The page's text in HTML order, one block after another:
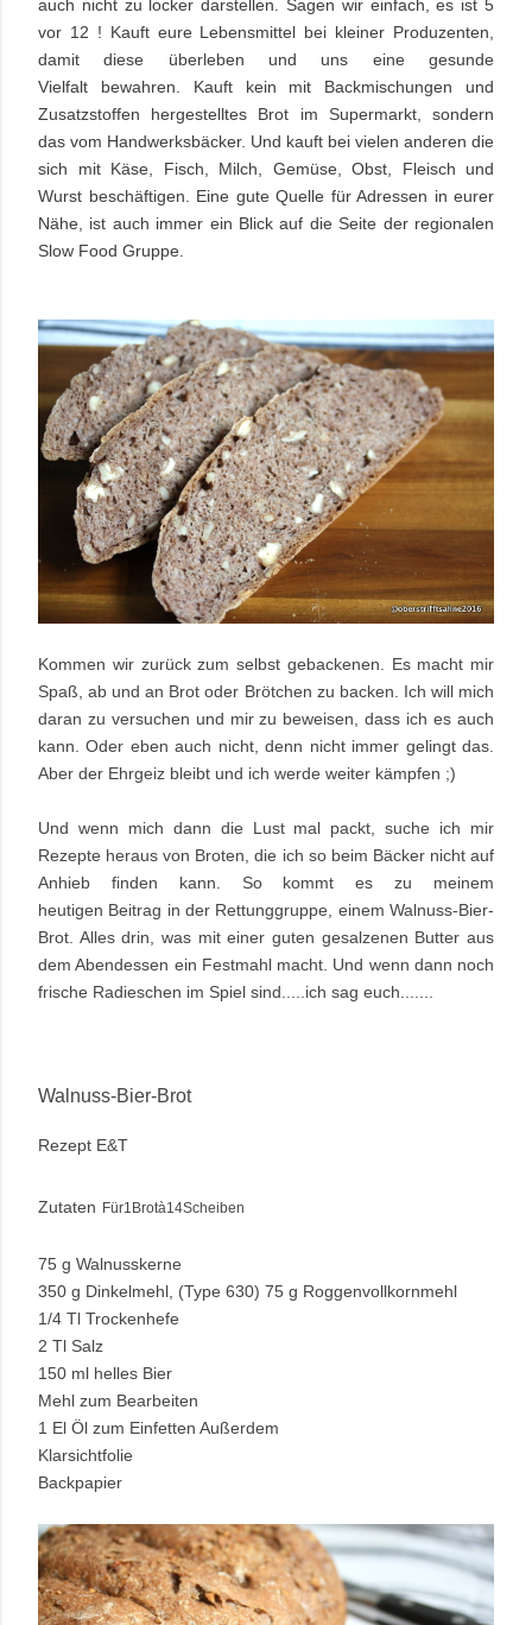
auch nicht zu locker darstellen. Sagen wir einfach, es ist 5
vor 12 ! Kauft eure Lebensmittel bei kleiner Produzenten,
damit diese überleben und uns eine gesunde
Vielfalt bewahren. Kauft kein mit Backmischungen und
Zusatzstoffen hergestelltes Brot im Supermarkt, sondern
das vom Handwerksbäcker. Und kauft bei vielen anderen die
sich mit Käse, Fisch, Milch, Gemüse, Obst, Fleisch und
Wurst beschäftigen. Eine gute Quelle für Adressen in eurer
Nähe, ist auch immer ein Blick auf die Seite der regionalen
Slow Food Gruppe.
Kommen wir zurück zum selbst gebackenen. Es macht mir
Spaß, ab und an Brot oder Brötchen zu backen. Ich will mich
daran zu versuchen und mir zu beweisen, dass ich es auch
kann. Oder eben auch nicht, denn nicht immer gelingt das.
Aber der Ehrgeiz bleibt und ich werde weiter kämpfen ;)
Und wenn mich dann die Lust mal packt, suche ich mir
Rezepte heraus von Broten, die ich so beim Bäcker nicht auf
Anhieb finden kann. So kommt es zu meinem
heutigen Beitrag in der Rettunggruppe, einem Walnuss-Bier-
Brot. Alles drin, was mit einer guten gesalzenen Butter aus
dem Abendessen ein Festmahl macht. Und wenn dann noch
frische Radieschen im Spiel sind.....ich sag euch......
Walnuss-Bier-Brot
Rezept E&T
Zutaten Für1Brotà14Scheiben
75 g Walnusskerne
350 g Dinkelmehl, (Type 630) 75 g Roggenvollkornmehl
1/4 Tl Trockenhefe
2 Tl Salz
150 ml helles Bier
Mehl zum Bearbeiten
1 El Öl zum Einfetten Außerdem
Klarsichtfolie
Backpapier